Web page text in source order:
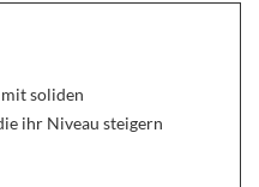
soliden
ihr Niveau steigern